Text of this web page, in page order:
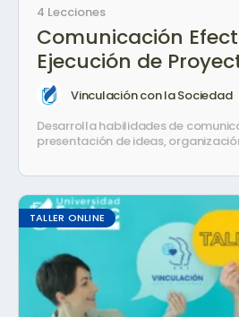
4 Lecciones
Comunicación
Ejecución de
Comunitarios
Vinculación con la Sociedad
Desarrolla habilidades de
presentación de ideas,
herramientas digitales como
TALLER ONLINE